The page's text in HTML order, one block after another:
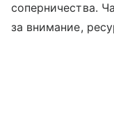
соперничества.
за внимание,